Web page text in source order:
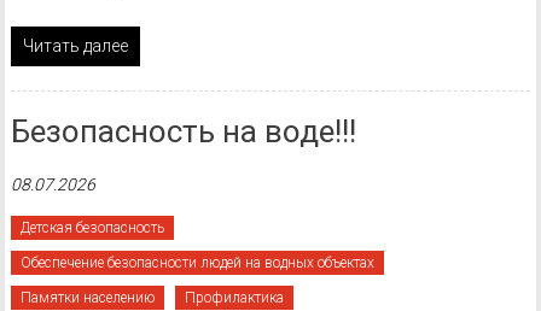
Читать далее
Безопасность на воде!!!
08.07.2026
Детская безопасность
Обеспечение безопасности людей на водных объектах
Памятки населению Профилактика